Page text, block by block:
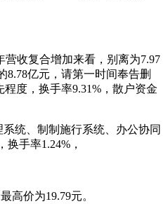
收复合增加来看，别离为7.97
8.78亿元，请第一时间奉告删
度，换手率9.31%，散户资金
统、制制施行系统、办公协同
手率1.24%，
高价为19.79元。